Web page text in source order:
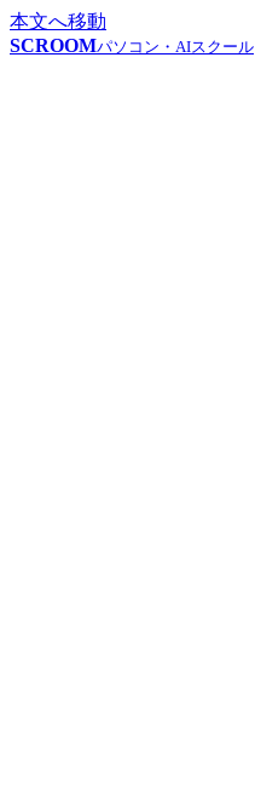
本文へ移動
SCROOMパソコン・AIスクール